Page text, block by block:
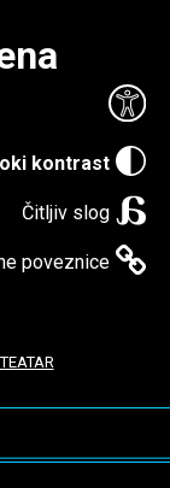
kontrast
Čitljiv slog
poveznice